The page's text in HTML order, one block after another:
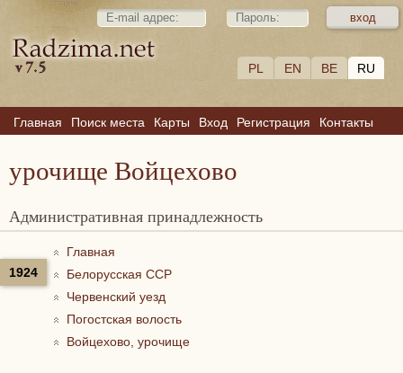
PL EN BE RU
Главная Поиск места Карты Вход Регистрация Контакты
урочище Войцехово
Административная принадлежность
1924
Главная
Белорусская ССР
Червенский уезд
Погостская волость
Войцехово, урочище